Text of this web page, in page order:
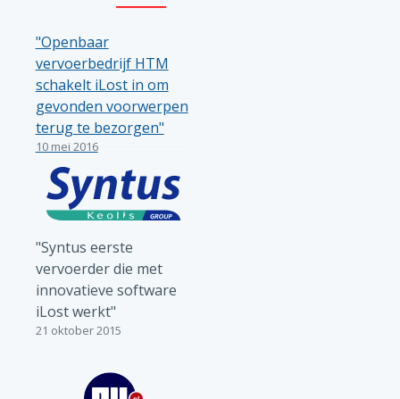
"Openbaar
vervoerbedrijf HTM
schakelt iLost in om
gevonden voorwerpen
terug te bezorgen"
10 mei 2016
"Syntus eerste
vervoerder die met
innovatieve software
iLost werkt"
21 oktober 2015